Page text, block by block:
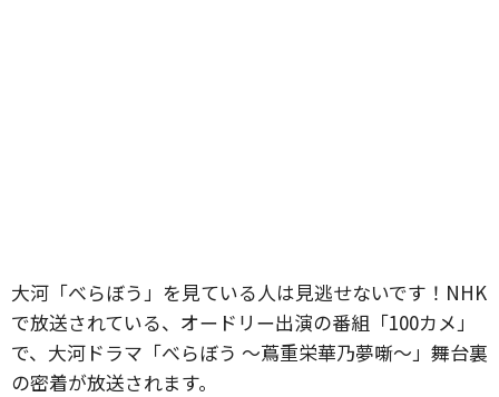
大河「べらぼう」を見ている人は見逃せないです！NHK
で放送されている、オードリー出演の番組「100カメ」
で、大河ドラマ「べらぼう ～蔦重栄華乃夢噺～」舞台裏
の密着が放送されます。